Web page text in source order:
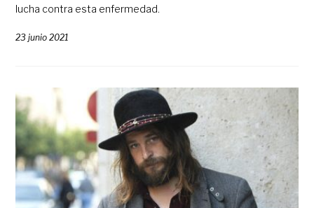
lucha contra esta enfermedad.
23 junio 2021